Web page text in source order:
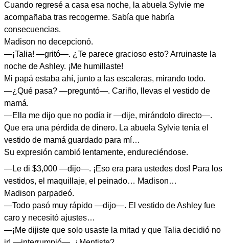
Cuando regresé a casa esa noche, la abuela Sylvie me
acompañaba tras recogerme. Sabía que habría
consecuencias.
Madison no decepcionó.
—¡Talia! —gritó—. ¿Te parece gracioso esto? Arruinaste la
noche de Ashley. ¡Me humillaste!
Mi papá estaba ahí, junto a las escaleras, mirando todo.
—¿Qué pasa? —preguntó—. Cariño, llevas el vestido de
mamá.
—Ella me dijo que no podía ir —dije, mirándolo directo—.
Que era una pérdida de dinero. La abuela Sylvie tenía el
vestido de mamá guardado para mí…
Su expresión cambió lentamente, endureciéndose.
—Le di $3,000 —dijo—. ¡Eso era para ustedes dos! Para los
vestidos, el maquillaje, el peinado… Madison…
Madison parpadeó.
—Todo pasó muy rápido —dijo—. El vestido de Ashley fue
caro y necesitó ajustes…
—¡Me dijiste que solo usaste la mitad y que Talia decidió no